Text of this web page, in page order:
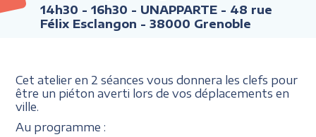
14h30 - 16h30 - UNAPPARTE - 48 rue
Félix Esclangon - 38000 Grenoble
Cet atelier en 2 séances vous donnera les clefs pour
être un piéton averti lors de vos déplacements en
ville.
Au programme :